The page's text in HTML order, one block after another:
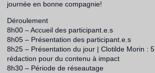
journée en bonne compagnie!
Déroulement
8h00 – Accueil des participant.e.s
8h05 – Présentation des participant.e.s
8h25 – Présentation du jour | Clotilde Morin :
rédaction pour du contenu à impact
8h30 – Période de réseautage